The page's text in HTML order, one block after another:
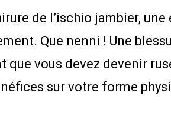
de l’ischio jambier,
Que nenni ! Une
vous devez devenir
sur votre forme